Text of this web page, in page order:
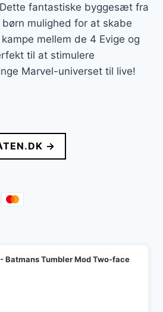
fantastiske byggesæt fra
børn mulighed for at skabe
mellem de 4 Evige og
til at stimulere
Marvel-universet til live!
→
Batmans Tumbler Mod Two-face